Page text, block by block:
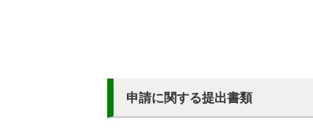
申請に関する提出書類